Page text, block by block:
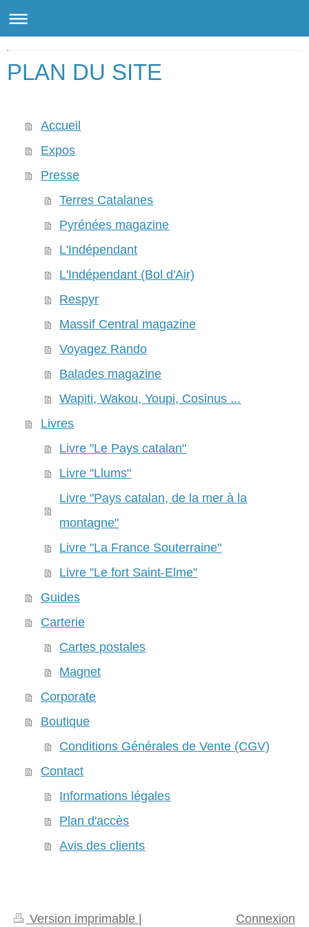
PLAN DU SITE
Accueil
Expos
Presse
Terres Catalanes
Pyrénées magazine
L'Indépendant
L'Indépendant (Bol d'Air)
Respyr
Massif Central magazine
Voyagez Rando
Balades magazine
Wapiti, Wakou, Youpi, Cosinus ...
Livres
Livre "Le Pays catalan"
Livre "Llums"
Livre "Pays catalan, de la mer à la
montagne"
Livre "La France Souterraine"
Livre "Le fort Saint-Elme"
Guides
Carterie
Cartes postales
Magnet
Corporate
Boutique
Conditions Générales de Vente (CGV)
Contact
Informations légales
Plan d'accès
Avis des clients
Version imprimable Connexion